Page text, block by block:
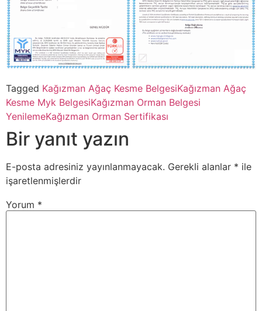
Tagged Kağızman Ağaç Kesme BelgesiKağızman Ağaç
Kesme Myk BelgesiKağızman Orman Belgesi
YenilemeKağızman Orman Sertifikası
Bir yanıt yazın
E-posta adresiniz yayınlanmayacak. Gerekli alanlar * ile
işaretlenmişlerdir
Yorum *